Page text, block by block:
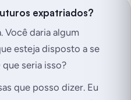
expatriados?
Você daria algum
esteja disposto a se
seria isso?
que posso dizer. Eu